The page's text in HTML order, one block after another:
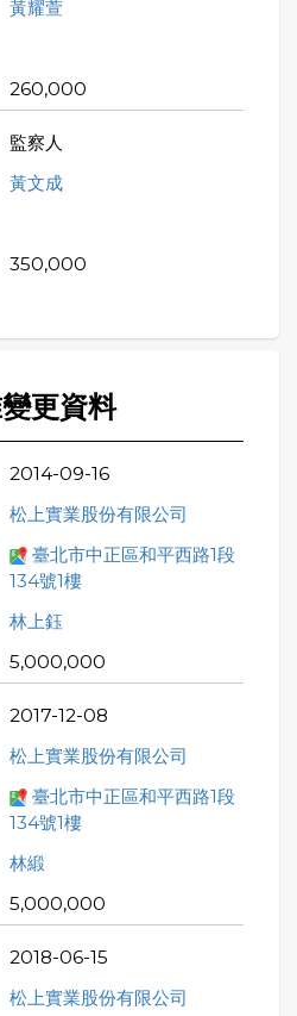
黃耀萱
260,000
監察人
黃文成
350,000
更資料
2014-09-16
松上實業股份有限公司
臺北市中正區和平西路1段
134號1樓
林上鈺
5,000,000
2017-12-08
松上實業股份有限公司
臺北市中正區和平西路1段
134號1樓
林緞
5,000,000
2018-06-15
松上實業股份有限公司